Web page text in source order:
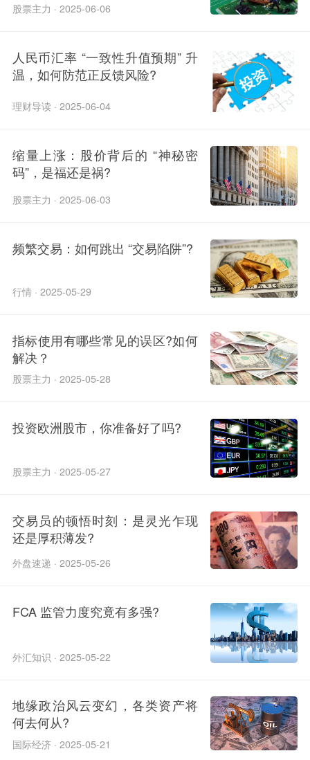
股票主力 · 2025-06-06
人民币汇率 “一致性升值预期” 升
温，如何防范正反馈风险?
理财导读 · 2025-06-04
缩量上涨：股价背后的 “神秘密
码”，是福还是祸?
股票主力 · 2025-06-03
频繁交易：如何跳出 “交易陷阱”?
行情 · 2025-05-29
指标使用有哪些常见的误区?如何
解决？
股票主力 · 2025-05-28
投资欧洲股市，你准备好了吗?
股票主力 · 2025-05-27
交易员的顿悟时刻：是灵光乍现
还是厚积薄发?
外盘速递 · 2025-05-26
FCA 监管力度究竟有多强?​
外汇知识 · 2025-05-22
地缘政治风云变幻，各类资产将
何去何从?
国际经济 · 2025-05-21